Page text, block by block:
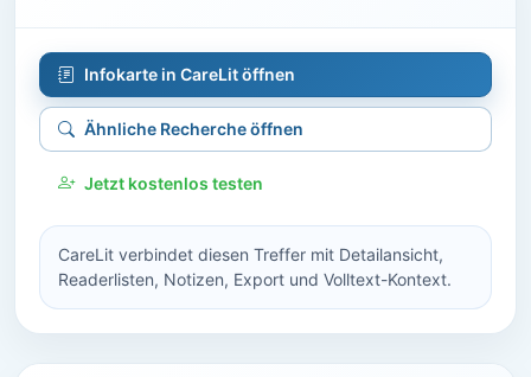
Infokarte in CareLit öffnen
Ähnliche Recherche öffnen
Jetzt kostenlos testen
CareLit verbindet diesen Treffer mit Detailansicht,
Readerlisten, Notizen, Export und Volltext-Kontext.